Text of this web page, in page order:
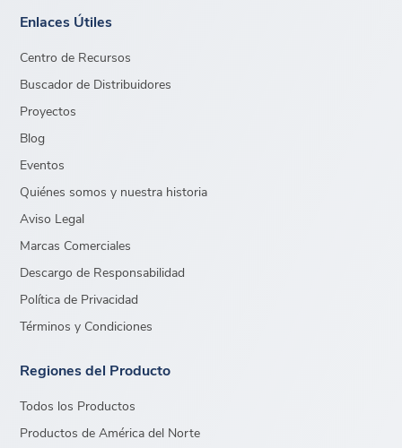
Enlaces Útiles
Centro de Recursos
Buscador de Distribuidores
Proyectos
Blog
Eventos
Quiénes somos y nuestra historia
Aviso Legal
Marcas Comerciales
Descargo de Responsabilidad
Política de Privacidad
Términos y Condiciones
Regiones del Producto
Todos los Productos
Productos de América del Norte